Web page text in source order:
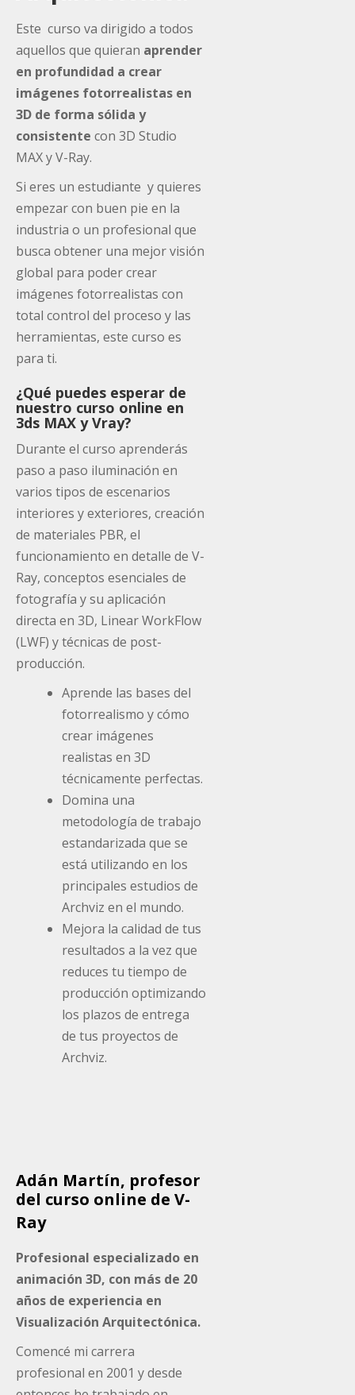
Este curso va dirigido a todos
aquellos que quieran aprender
en profundidad a crear
imágenes fotorrealistas en
3D de forma sólida y
consistente con 3D Studio
MAX y V-Ray.
Si eres un estudiante y quieres
empezar con buen pie en la
industria o un profesional que
busca obtener una mejor visión
global para poder crear
imágenes fotorrealistas con
total control del proceso y las
herramientas, este curso es
para ti.
¿Qué puedes esperar de
nuestro curso online en
3ds MAX y Vray?
Durante el curso aprenderás
paso a paso iluminación en
varios tipos de escenarios
interiores y exteriores, creación
de materiales PBR, el
funcionamiento en detalle de V-
Ray, conceptos esenciales de
fotografía y su aplicación
directa en 3D, Linear WorkFlow
(LWF) y técnicas de post-
producción.
Aprende las bases del
fotorrealismo y cómo
crear imágenes
realistas en 3D
técnicamente perfectas.
Domina una
metodología de trabajo
estandarizada que se
está utilizando en los
principales estudios de
Archviz en el mundo.
Mejora la calidad de tus
resultados a la vez que
reduces tu tiempo de
producción optimizando
los plazos de entrega
de tus proyectos de
Archviz.
Adán Martín, profesor
del curso online de V-
Ray
Profesional especializado en
animación 3D, con más de 20
años de experiencia en
Visualización Arquitectónica.
Comencé mi carrera
profesional en 2001 y desde